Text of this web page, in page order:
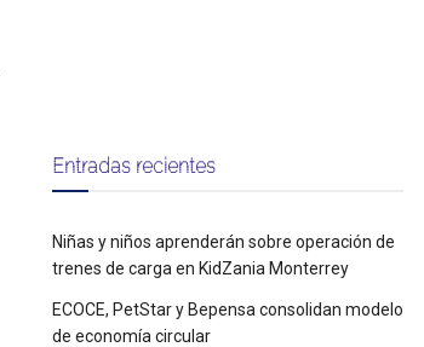
Entradas recientes
Niñas y niños aprenderán sobre operación de
trenes de carga en KidZania Monterrey
ECOCE, PetStar y Bepensa consolidan modelo
de economía circular